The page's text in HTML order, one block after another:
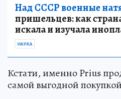
Над СССР военные
пришельцев: как
искала и изучала
НАУКА
Кстати, именно Prius
самой выгодной